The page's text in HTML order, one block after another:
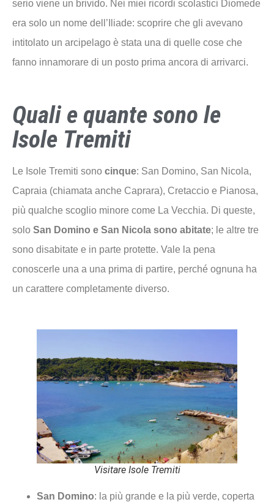
serio viene un brivido. Nei miei ricordi scolastici Diomede
era solo un nome dell’Iliade: scoprire che gli avevano
intitolato un arcipelago è stata una di quelle cose che
fanno innamorare di un posto prima ancora di arrivarci.
Quali e quante sono le
Isole Tremiti
Le Isole Tremiti sono cinque: San Domino, San Nicola,
Capraia (chiamata anche Caprara), Cretaccio e Pianosa,
più qualche scoglio minore come La Vecchia. Di queste,
solo San Domino e San Nicola sono abitate; le altre tre
sono disabitate e in parte protette. Vale la pena
conoscerle una a una prima di partire, perché ognuna ha
un carattere completamente diverso.
Visitare Isole Tremiti
San Domino: la più grande e la più verde, coperta